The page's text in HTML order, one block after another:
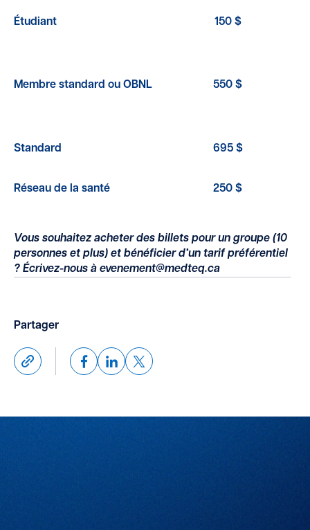
Étudiant 150 $
Membre standard ou OBNL 550 $
Standard 695 $
Réseau de la santé 250 $
Vous souhaitez acheter des billets pour un groupe (10
personnes et plus) et bénéficier d’un tarif préférentiel
? Écrivez-nous à evenement@medteq.ca
Partager